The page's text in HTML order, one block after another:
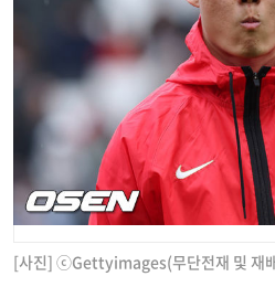
[사진] ⓒGettyimages(무단전재 및 재